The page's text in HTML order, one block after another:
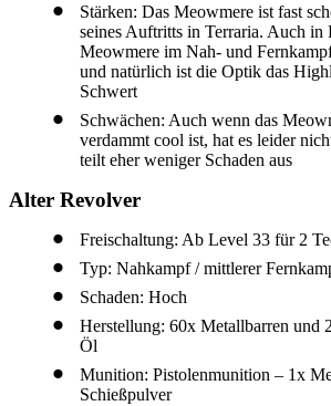
Stärken: Das Meowmere ist fast
seines Auftritts in Terraria. Auch in
Meowmere im Nah- und
und natürlich ist die Optik das
Schwert
Schwächen: Auch wenn das
verdammt cool ist, hat es leider
teilt eher weniger Schaden aus
Alter Revolver
Freischaltung: Ab Level 33 für 2
Typ: Nahkampf / mittlerer
Schaden: Hoch
Herstellung: 60x Metallbarren und
Öl
Munition: Pistolenmunition – 1x
Schießpulver